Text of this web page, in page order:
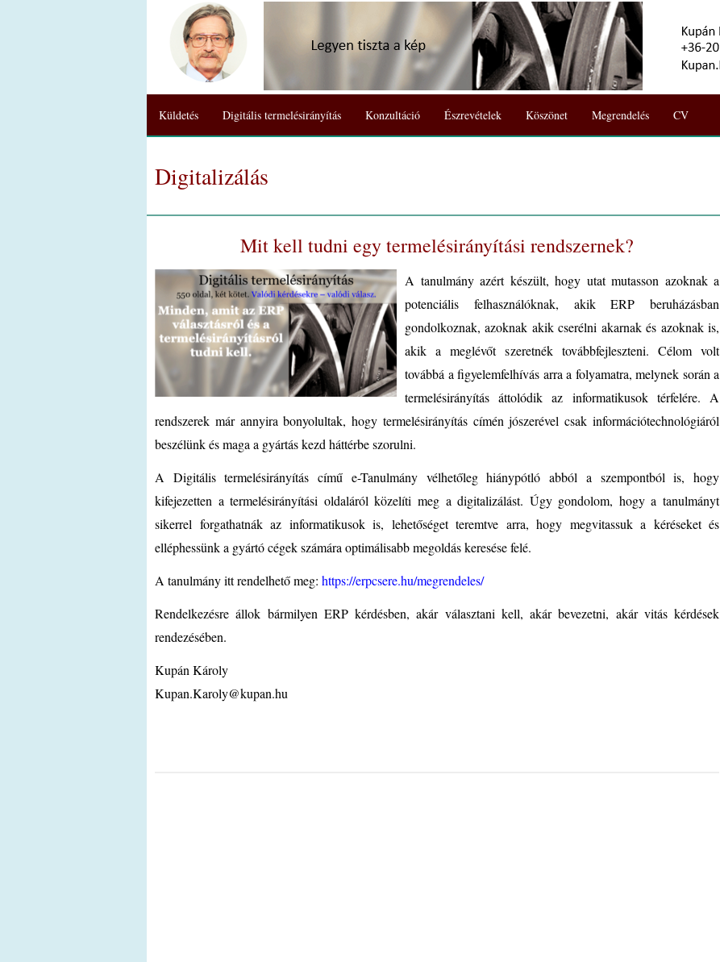
Küldetés Digitális termelésirányítás Konzultáció Észrevételek Köszönet Megrendelés CV
Digitalizálás
Mit kell tudni egy termelésirányítási rendszernek?
A tanulmány azért készült, hogy utat mutasson azoknak a
potenciális felhasználóknak, akik ERP beruházásban
gondolkoznak, azoknak akik cserélni akarnak és azoknak is,
akik a meglévőt szeretnék továbbfejleszteni. Célom volt
továbbá a figyelemfelhívás arra a folyamatra, melynek során a
termelésirányítás áttolódik az informatikusok térfelére. A
rendszerek már annyira bonyolultak, hogy termelésirányítás címén jószerével csak információtechnológiáról
beszélünk és maga a gyártás kezd háttérbe szorulni.
A Digitális termelésirányítás című e-Tanulmány vélhetőleg hiánypótló abból a szempontból is, hogy
kifejezetten a termelésirányítási oldaláról közelíti meg a digitalizálást. Úgy gondolom, hogy a tanulmányt
sikerrel forgathatnák az informatikusok is, lehetőséget teremtve arra, hogy megvitassuk a kéréseket és
elléphessünk a gyártó cégek számára optimálisabb megoldás keresése felé.
A tanulmány itt rendelhető meg: https://erpcsere.hu/megrendeles/
Rendelkezésre állok bármilyen ERP kérdésben, akár választani kell, akár bevezetni, akár vitás kérdések
rendezésében.
Kupán Károly
Kupan.Karoly@kupan.hu